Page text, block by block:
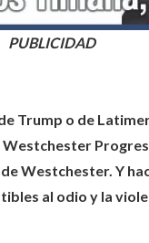
PUBLICIDAD
Trump o de
Westchester. Y
al odio y la